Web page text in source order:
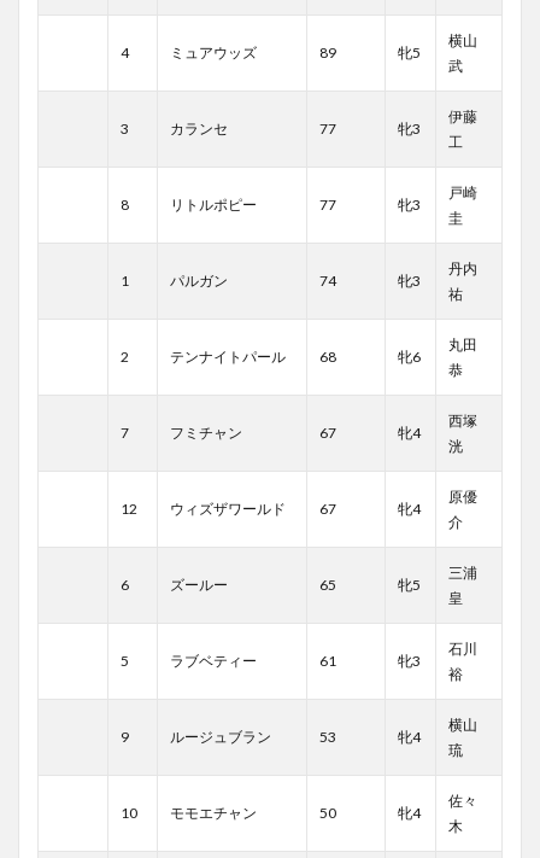
4 ミュアウッズ 89 牝5
横山
武
3 カランセ 77 牝3
伊藤
工
8 リトルポピー 77 牝3
戸崎
圭
1 パルガン 74 牝3
丹内
祐
2 テンナイトパール 68 牝6
丸田
恭
7 フミチャン 67 牝4
西塚
洸
12 ウィズザワールド 67 牝4
原優
介
6 ズールー 65 牝5
三浦
皇
5 ラブベティー 61 牝3
石川
裕
9 ルージュブラン 53 牝4
横山
琉
10 モモエチャン 50 牝4
佐々
木